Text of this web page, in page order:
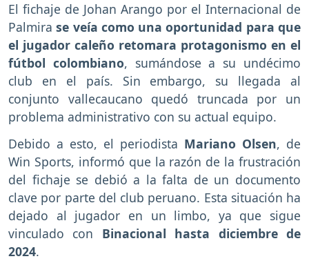
El fichaje de Johan Arango por el Internacional de
Palmirase veía como una oportunidad para que
el jugador caleño retomara protagonismo en el
fútbol colombiano, sumándose a su undécimo
club en el país. Sin embargo, su llegada al
conjunto vallecaucano quedó truncada por un
problema administrativo con su actual equipo.
Debido a esto, el periodista Mariano Olsen, de
Win Sports, informó que la razón de la frustración
del fichaje se debió a la falta de un documento
clave por parte del club peruano. Esta situación ha
dejado al jugador en un limbo, ya que sigue
vinculado con Binacional hasta diciembre de
2024.